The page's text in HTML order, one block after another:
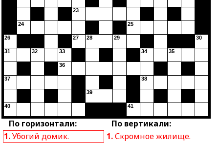
По горизонтали:
1.Убогий домик.
По вертикали:
1.Скромное жилище.
26
31
37
40
24
32 33
36
23
27 28
39
29
25
41
34
38
35
30